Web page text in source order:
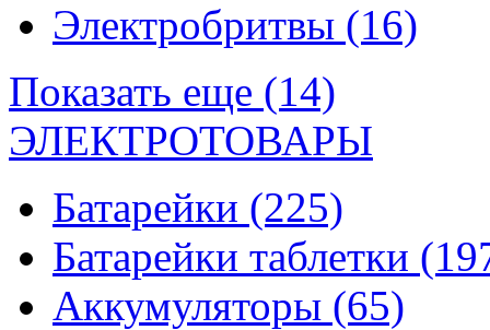
Электробритвы (16)
Показать еще (14)
ЭЛЕКТРОТОВАРЫ
Батарейки (225)
Батарейки таблетки
Аккумуляторы (65)